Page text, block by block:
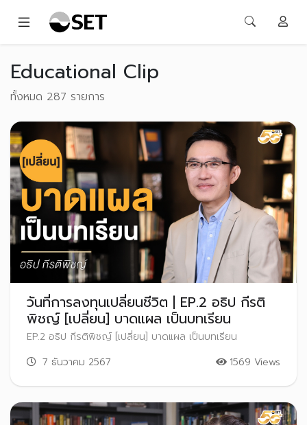
Educational Clip
ทั้งหมด 287 รายการ
วันที่การลงทุนเปลี่ยนชีวิต | EP.2 อธิป กีรติ
พิชญ์ [เปลี่ยน] บาดแผล เป็นบทเรียน
EP.2 อธิป กีรติพิชญ์ [เปลี่ยน] บาดแผล เป็นบทเรียน
7 ธันวาคม 2567
1569 Views